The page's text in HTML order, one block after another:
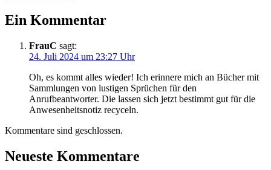
Ein Kommentar
FrauC sagt:
24. Juli 2024 um 23:27 Uhr
Oh, es kommt alles wieder! Ich erinnere mich an Bücher mit
Sammlungen von lustigen Sprüchen für den
Anrufbeantworter. Die lassen sich jetzt bestimmt gut für die
Anwesenheitsnotiz recyceln.
Kommentare sind geschlossen.
Neueste Kommentare